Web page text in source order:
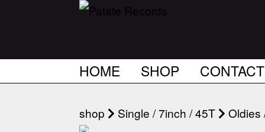
HOME SHOP CONTACT
shop Single / 7inch / 45T Oldies